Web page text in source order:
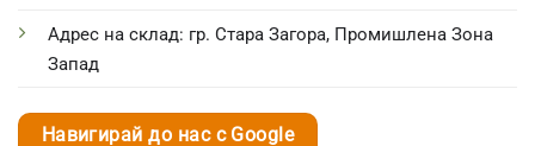
Адрес на склад: гр. Стара Загора, Промишлена Зона
Запад
Навигирай до нас с Google